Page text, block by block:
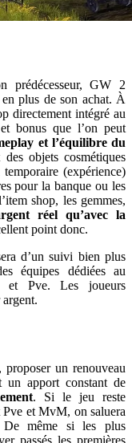
prédécesseur, GW 2
en plus de son achat. À
directement intégré au
bonus que l’on peut
et l’équilibre du
objets cosmétiques
(expérience)
pour la banque ou les
shop, les gemmes,
réel qu’avec la
point donc.
d’un suivi bien plus
équipes dédiées au
et Pve. Les joueurs
un renouveau
un apport constant de
. Si le jeu reste
Pve et MvM, on saluera
De même si les plus
passés les premières